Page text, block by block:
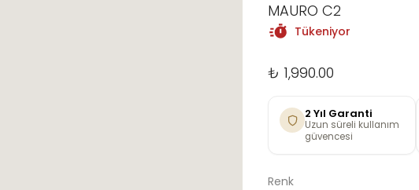
MAURO C2
Tükeniyor
₺ 1,990.00
2 Yıl Garanti
Uzun süreli kullanım
güvencesi
Renk